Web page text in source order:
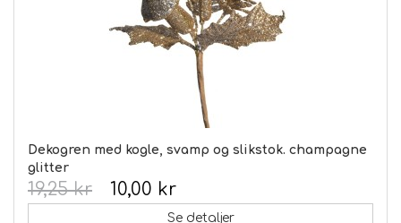
Dekogren med kogle, svamp og slikstok. champagne
glitter
10,00 kr
19,25 kr
Se detaljer